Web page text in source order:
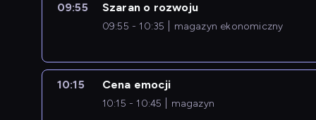
09:55 Szaran o rozwoju
09:55 - 10:35 magazyn ekonomiczny
10:15 Cena emocji
10:15 - 10:45 magazyn